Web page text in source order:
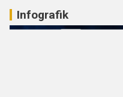
Infografik